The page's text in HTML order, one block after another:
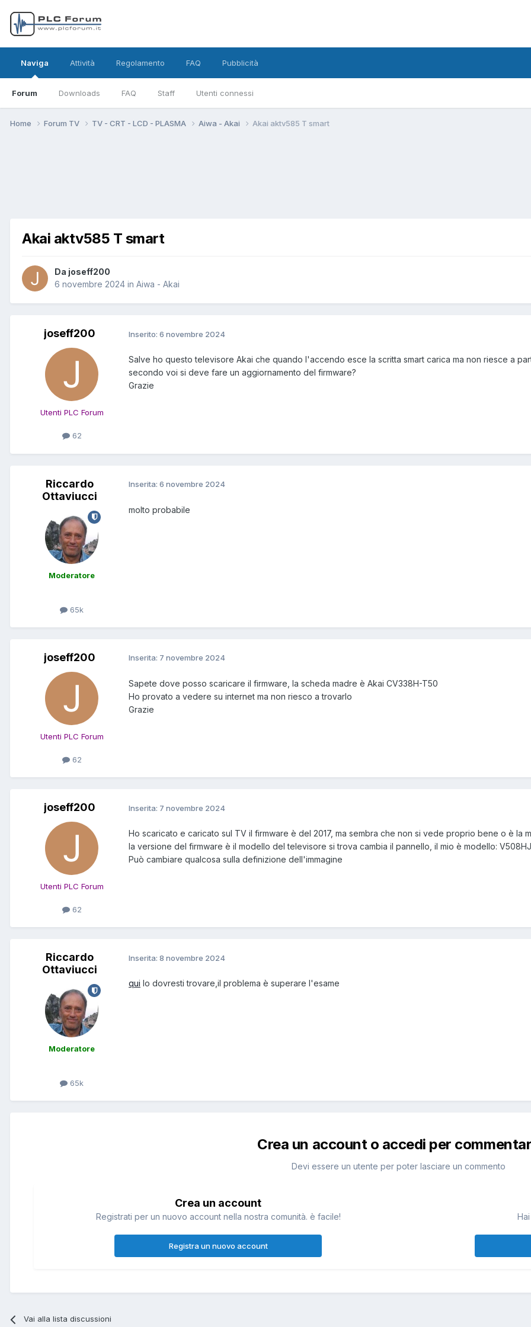
Naviga
Forum Downloads FAQ Staff Utenti connessi
Attività Regolamento FAQ Pubblicità
Home Forum TV TV - CRT - LCD - PLASMA Aiwa - Akai Akai aktv585 T smart
Akai aktv585 T smart
Da joseff200
6 novembre 2024 in Aiwa - Akai
joseff200
Utenti PLC Forum
62
Inserito: 6 novembre 2024
Salve ho questo televisore Akai che quando l'accendo esce la scritta smart carica ma non riesce a
secondo voi si deve fare un aggiornamento del firmware?
Grazie
Riccardo
Ottaviucci
Moderatore
65k
Inserita: 6 novembre 2024
molto probabile
joseff200
Utenti PLC Forum
62
Inserita: 7 novembre 2024
Sapete dove posso scaricare il firmware, la scheda madre è Akai CV338H-T50
Ho provato a vedere su internet ma non riesco a trovarlo
Grazie
joseff200
Utenti PLC Forum
62
Inserita: 7 novembre 2024
Ho scaricato e caricato sul TV il firmware è del 2017, ma sembra che non si vede proprio bene o è la
la versione del firmware è il modello del televisore si trova cambia il pannello, il mio è modello:
Può cambiare qualcosa sulla definizione dell'immagine
Riccardo
Ottaviucci
Moderatore
65k
Inserita: 8 novembre 2024
qui lo dovresti trovare,il problema è superare l'esame
Crea un account o accedi per
Devi essere un utente per poter lasciare un commento
Crea un account
Registrati per un nuovo account nella nostra comunità. è facile!
Registra un nuovo account
Vai alla lista discussioni